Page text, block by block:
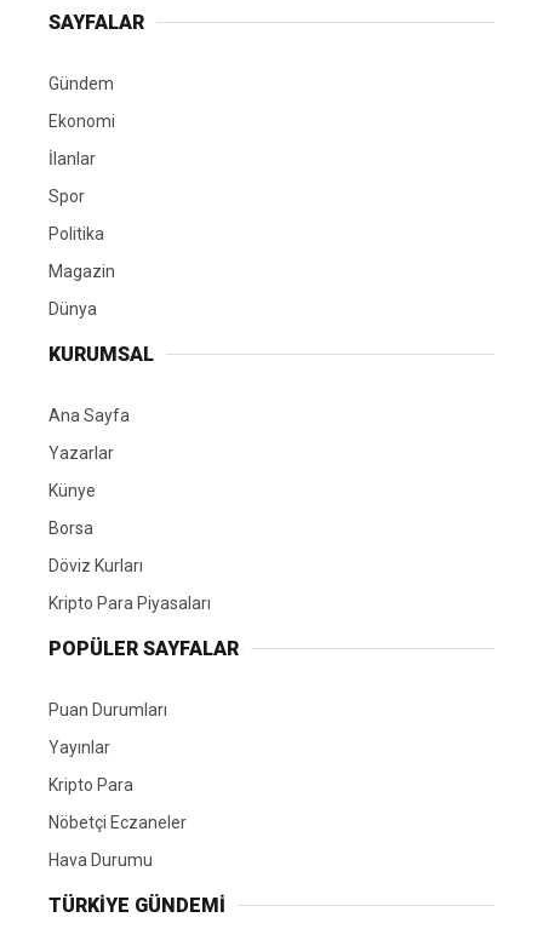
SAYFALAR
Gündem
Ekonomi
İlanlar
Spor
Politika
Magazin
Dünya
KURUMSAL
Ana Sayfa
Yazarlar
Künye
Borsa
Döviz Kurları
Kripto Para Piyasaları
POPÜLER SAYFALAR
Puan Durumları
Yayınlar
Kripto Para
Nöbetçi Eczaneler
Hava Durumu
TÜRKIYE GÜNDEMI